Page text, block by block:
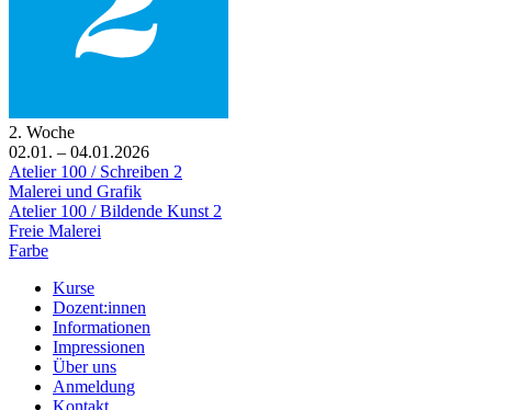
2. Woche
02.01. – 04.01.2026
Atelier 100 / Schreiben 2
Malerei und Grafik
Atelier 100 / Bildende Kunst 2
Freie Malerei
Farbe
Kurse
Dozent:innen
Informationen
Impressionen
Über uns
Anmeldung